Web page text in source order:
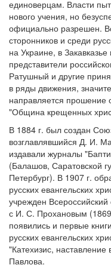
единоверцам. Власти
нового учения, но
официально разрешен.
сторонников и среди
на Украине, в
представители
Ратушный и другие
в ряды движения,
направляется прошение
"Община крещенных
В 1884 г. был создан
возглавлявшийся Д. И.
издавали журналы
(Балашов, Саратовской
Петербург). В 1907 г.
русских евангельских
учрежден Всероссийский
с И. С. Прохановым
появились и первые
русских евангельских
"Катехизис,
Павлова.